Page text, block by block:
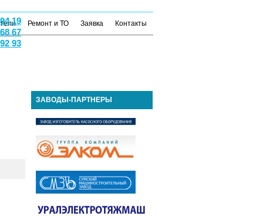
19
67
93
Ремонт и ТО Заявка Контакты
ЗАВОДЫ-ПАРТНЕРЫ